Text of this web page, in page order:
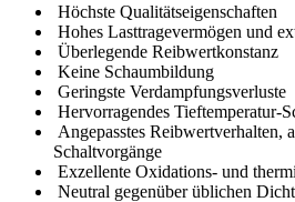
Höchste Qualitätseigenschaften
Hohes Lasttragevermögen und
Überlegende Reibwertkonstanz
Keine Schaumbildung
Geringste Verdampfungsverluste
Hervorragendes Tieftemperatur-
Angepasstes Reibwertverhalten,
Schaltvorgänge
Exzellente Oxidations- und
Neutral gegenüber üblichen